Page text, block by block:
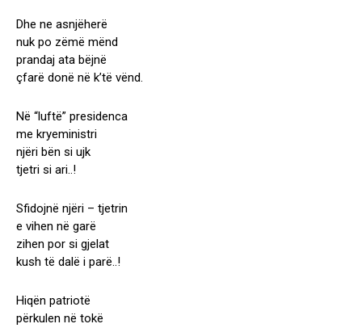
Dhe ne asnjëherë
nuk po zëmë mënd
prandaj ata bëjnë
çfarë donë në k’të vënd.
Në “luftë” presidenca
me kryeministri
njëri bën si ujk
tjetri si ari..!
Sfidojnë njëri – tjetrin
e vihen në garë
zihen por si gjelat
kush të dalë i parë..!
Hiqën patriotë
përkulen në tokë